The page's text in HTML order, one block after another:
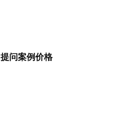
提问案例价格